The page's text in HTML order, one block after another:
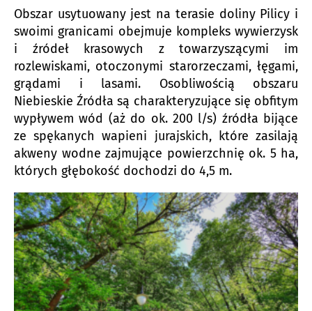
Obszar usytuowany jest na terasie doliny Pilicy i
swoimi granicami obejmuje kompleks wywierzysk
i źródeł krasowych z towarzyszącymi im
rozlewiskami, otoczonymi starorzeczami, łęgami,
grądami i lasami. Osobliwością obszaru
Niebieskie Źródła są charakteryzujące się obfitym
wypływem wód (aż do ok. 200 l/s) źródła bijące
ze spękanych wapieni jurajskich, które zasilają
akweny wodne zajmujące powierzchnię ok. 5 ha,
których głębokość dochodzi do 4,5 m.